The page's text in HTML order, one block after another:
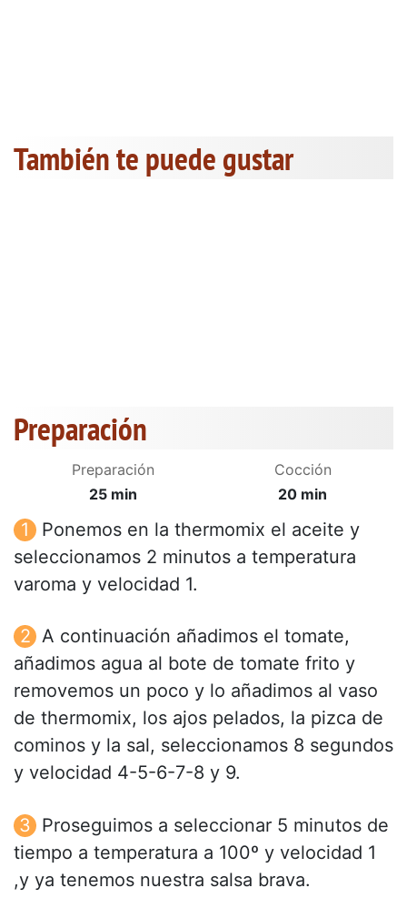
También te puede gustar
Preparación
Preparación
25 min
Cocción
20 min
Ponemos en la thermomix el aceite y
seleccionamos 2 minutos a temperatura
varoma y velocidad 1.
A continuación añadimos el tomate,
añadimos agua al bote de tomate frito y
removemos un poco y lo añadimos al vaso
de thermomix, los ajos pelados, la pizca de
cominos y la sal, seleccionamos 8 segundos
y velocidad 4-5-6-7-8 y 9.
Proseguimos a seleccionar 5 minutos de
tiempo a temperatura a 100º y velocidad 1
,y ya tenemos nuestra salsa brava.